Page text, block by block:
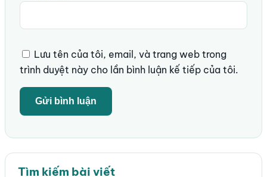
Lưu tên của tôi, email, và trang web trong
trình duyệt này cho lần bình luận kế tiếp của tôi.
Tìm kiếm bài viết